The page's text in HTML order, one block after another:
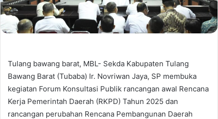
Tulang bawang barat, MBL- Sekda Kabupaten Tulang
Bawang Barat (Tubaba) Ir. Novriwan Jaya, SP membuka
kegiatan Forum Konsultasi Publik rancangan awal Rencana
Kerja Pemerintah Daerah (RKPD) Tahun 2025 dan
rancangan perubahan Rencana Pembangunan Daerah